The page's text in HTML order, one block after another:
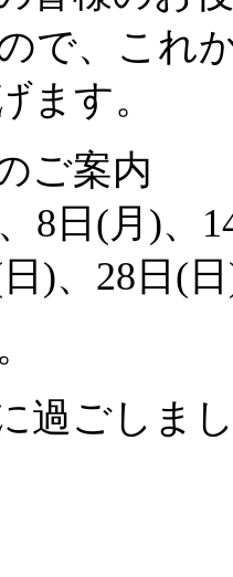
で、これ
ます。
ご案内
8日(月)、
)、28日(
過ごしま